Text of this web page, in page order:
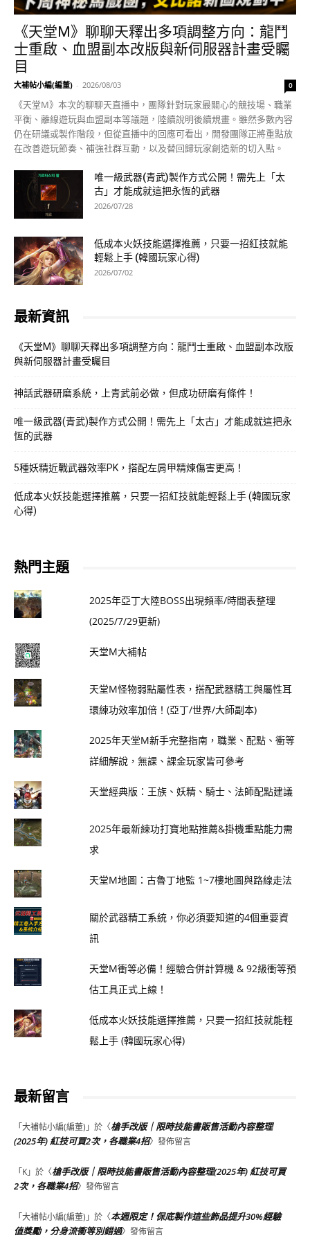
《天堂M》聊聊天釋出多項調整方向：龍鬥
士重啟、血盟副本改版與新伺服器計畫受矚
目
大補帖小編(編董) - 2026/08/03 0
《天堂M》本次的聊聊天直播中，團隊針對玩家最關心的競技場、職業
平衡、離線遊玩與血盟副本等議題，陸續說明後續規畫。雖然多數內容
仍在研議或製作階段，但從直播中的回應可看出，開發團隊正將重點放
在改善遊玩節奏、補強社群互動，以及替回歸玩家創造新的切入點。
唯一級武器(青武)製作方式公開！需先上「太
古」才能成就這把永恆的武器
2026/07/28
低成本火妖技能選擇推薦，只要一招紅技就能
輕鬆上手 (韓國玩家心得)
2026/07/02
最新資訊
《天堂M》聊聊天釋出多項調整方向：龍鬥士重啟、血盟副本改版
與新伺服器計畫受矚目
神話武器研磨系統，上青武前必做，但成功研磨有條件！
唯一級武器(青武)製作方式公開！需先上「太古」才能成就這把永
恆的武器
5種妖精近戰武器效率PK，搭配左肩甲精煉傷害更高！
低成本火妖技能選擇推薦，只要一招紅技就能輕鬆上手 (韓國玩家
心得)
熱門主題
2025年亞丁大陸BOSS出現頻率/時間表整理
(2025/7/29更新)
天堂M大補帖
天堂M怪物弱點屬性表，搭配武器精工與屬性耳
環練功效率加倍！(亞丁/世界/大師副本)
2025年天堂M新手完整指南，職業、配點、衝等
詳細解說，無課、課金玩家皆可參考
天堂經典版：王族、妖精、騎士、法師配點建議
2025年最新練功打寶地點推薦&掛機重點能力需
求
天堂M地圖：古魯丁地監 1~7樓地圖與路線走法
關於武器精工系統，你必須要知道的4個重要資
訊
天堂M衝等必備！經驗合併計算機 & 92級衝等預
估工具正式上線！
低成本火妖技能選擇推薦，只要一招紅技就能輕
鬆上手 (韓國玩家心得)
最新留言
「大補帖小編(編董) 」於〈槍手改版｜限時技能書販售活動內容整理
(2025年) 紅技可買2次，各職業4招〉發佈留言
「K」於〈槍手改版｜限時技能書販售活動內容整理(2025年) 紅技可買
2次，各職業4招〉發佈留言
「大補帖小編(編董) 」於〈本週限定！保底製作這些飾品提升30%經驗
值獎勵，分身流衝等別錯過〉發佈留言